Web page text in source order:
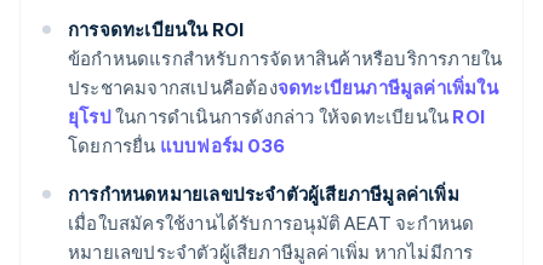
การจดทะเบียนใน ROI
ข้อกำหนดแรกสำหรับการจัดหาสินค้าหรือบริการภายใน
ประชาคมจากสเปนคือต้องจดทะเบียนภาษีมูลค่าเพิ่มใน
ยุโรปในการดำเนินการดังกล่าว ให้จดทะเบียนใน ROI
โดยการยื่น แบบฟอร์ม 036
การกำหนดหมายเลขประจำตัวผู้เสียภาษีมูลค่าเพิ่ม
เมื่อใบสมัครใช้งานได้รับการอนุมัติ AEAT จะกำหนด
หมายเลขประจำตัวผู้เสียภาษีมูลค่าเพิ่ม หากไม่มีการ